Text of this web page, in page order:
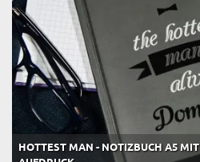
HOTTEST MAN - NOTIZBUCH A5 MIT